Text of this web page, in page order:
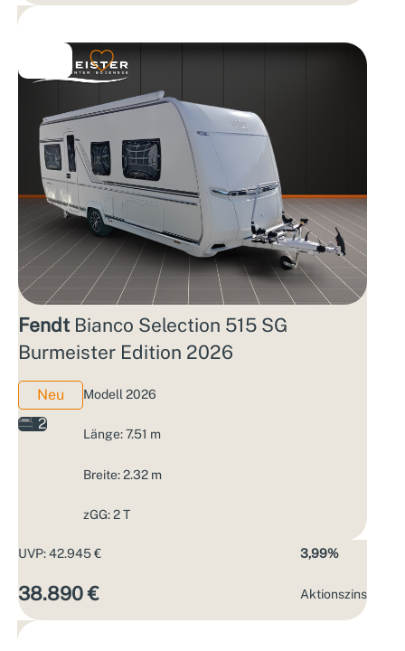
Fendt Bianco Selection 515 SG
Burmeister Edition 2026
Neu
2
Modell 2026
Länge: 7.51 m
Breite: 2.32 m
zGG: 2 T
UVP: 42.945 €
38.890 €
3,99%
Aktions­zins